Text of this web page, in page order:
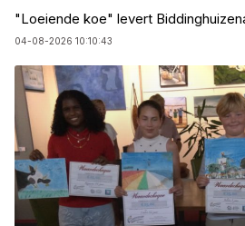
"Loeiende koe" levert
04-08-2026 10:10:43